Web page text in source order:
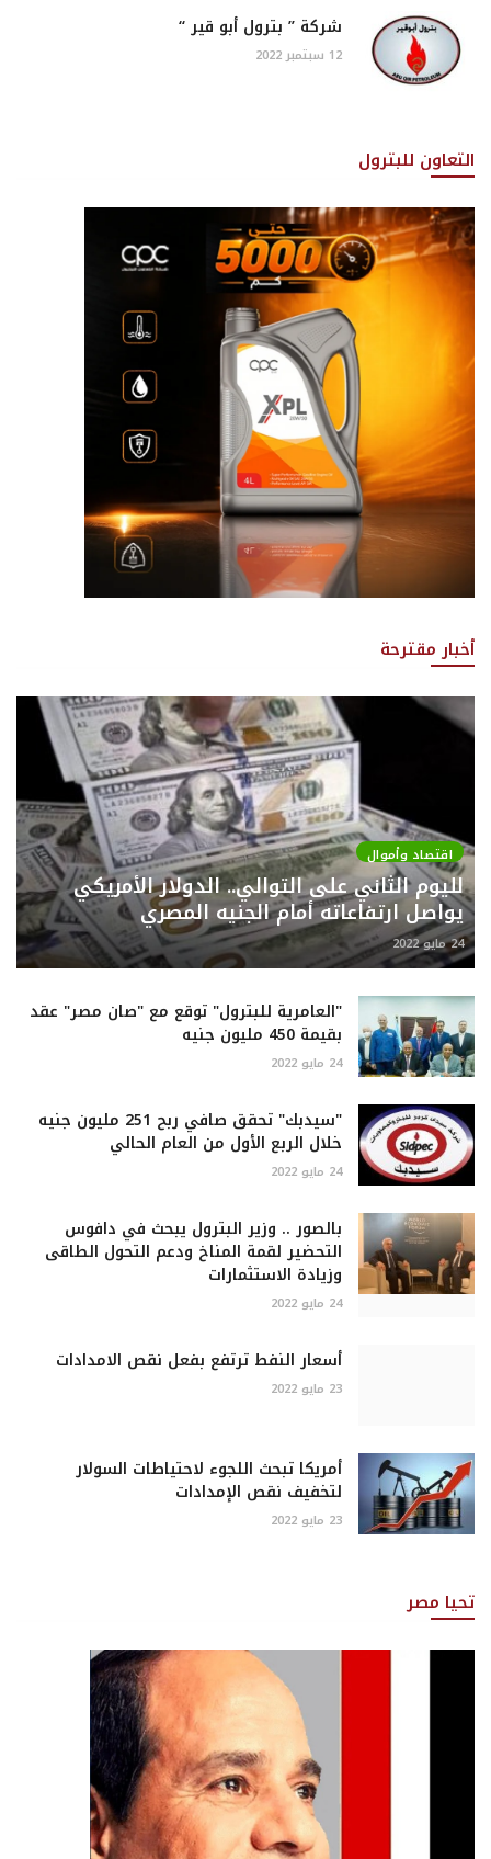
شركة ” بترول أبو قير “
12 سبتمبر 2022
التعاون للبترول
أخبار مقترحة
اقتصاد وأموال
لليوم الثاني على التوالي.. الدولار الأمريكي
يواصل ارتفاعاته أمام الجنيه المصري
24 مايو 2022
"العامرية للبترول" توقع مع "صان مصر" عقد
بقيمة 450 مليون جنيه
24 مايو 2022
"سيدبك" تحقق صافي ربح 251 مليون جنيه
خلال الربع الأول من العام الحالي
24 مايو 2022
بالصور .. وزير البترول يبحث في دافوس
التحضير لقمة المناخ ودعم التحول الطاقى
وزيادة الاستثمارات
24 مايو 2022
أسعار النفط ترتفع بفعل نقص الامدادات
23 مايو 2022
أمريكا تبحث اللجوء لاحتياطات السولار
لتخفيف نقص الإمدادات
23 مايو 2022
تحيا مصر